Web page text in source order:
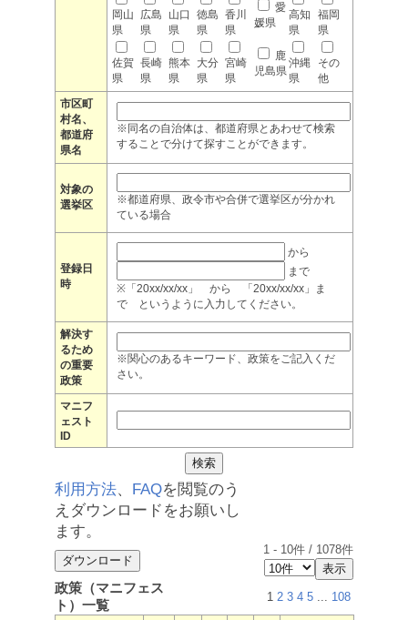
岡山
県
広島
県
山口
県
徳島
県
香川
県
愛
媛県
高知
県
福岡
県
佐賀
県
長崎
県
熊本
県
大分
県
宮崎
県
鹿
児島県
沖縄
県
その
他
市区町
村名、
都道府
県名
※同名の自治体は、都道府県とあわせて検索
することで分けて探すことができます。
対象の
選挙区
※都道府県、政令市や合併で選挙区が分かれ
ている場合
登録日
時
から
まで
※「20xx/xx/xx」 から 「20xx/xx/xx」ま
で というように入力してください。
解決す
るため
の重要
政策
※関心のあるキーワード、政策をご記入くだ
さい。
マニフ
ェスト
ID
利用方法、 FAQを閲覧のう
えダウンロードをお願いし
ます。
1 - 10件 / 1078件
政策（マニフェス
ト）一覧
1 2 3 4 5 ... 108